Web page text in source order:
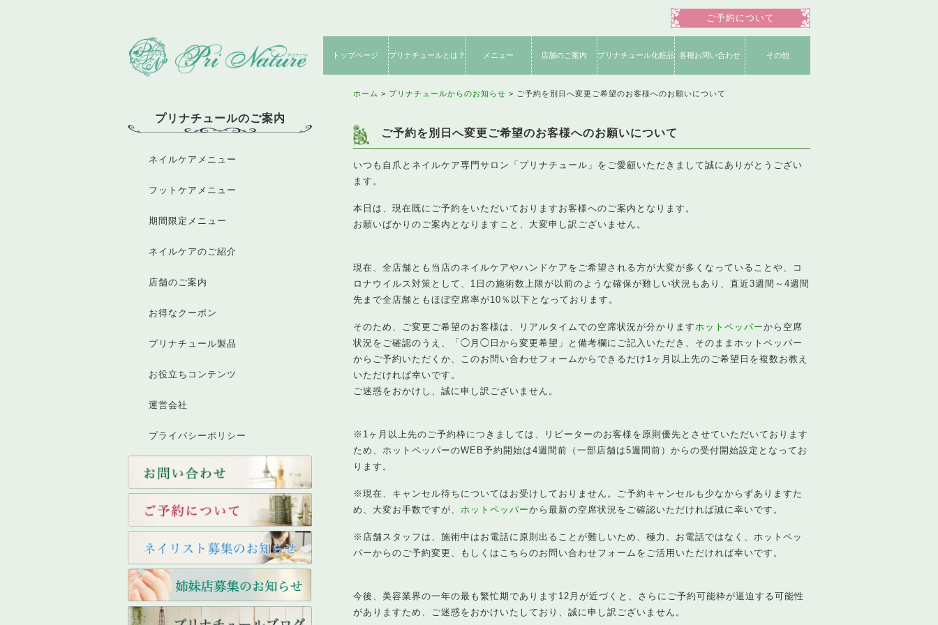
ご予約について
トップページ プリナチュールとは？
施術内容のご紹介
コンセプト
サロンからのお約束
創業者メッセージ
お客様感想
メニュー
店舗のご案内
店舗のご案内
クーポン
プリナチュール化粧品
製品一覧
使用説明書一覧
ネットショップ
各種お問い合わせ その他
ネイリスト募集
姉妹店募集
お役立ちコンテンツ
よくいただく質問
運営会社
公式ブログ
公式Instagram
公式Twitter
公式Facebook
ホーム プリナチュールからのお知らせ ご予約を別日へ変更ご希望のお客様へのお願いについて
ご予約を別日へ変更ご希望のお客様へのお願いについて
いつも自爪とネイルケア専門サロン「プリナチュール」をご愛顧いただきまして誠にありがとうござい
ます。
本日は、現在既にご予約をいただいておりますお客様へのご案内となります。
お願いばかりのご案内となりますこと、大変申し訳ございません。
現在、全店舗とも当店のネイルケアやハンドケアをご希望される方が大変が多くなっていることや、コ
ロナウイルス対策として、1日の施術数上限が以前のような確保が難しい状況もあり、直近3週間～4週間
先まで全店舗ともほぼ空席率が10％以下となっております。
そのため、ご変更ご希望のお客様は、リアルタイムでの空席状況が分かりますホットペッパーから空席
状況をご確認のうえ、「◯月◯日から変更希望」と備考欄にご記入いただき、そのままホットペッパー
からご予約いただくか、このお問い合わせフォームからできるだけ1ヶ月以上先のご希望日を複数お教え
いただければ幸いです。
ご迷惑をおかけし、誠に申し訳ございません。
※1ヶ月以上先のご予約枠につきましては、リピーターのお客様を原則優先とさせていただいております
ため、ホットペッパーのWEB予約開始は4週間前（一部店舗は5週間前）からの受付開始設定となってお
ります。
※現在、キャンセル待ちについてはお受けしておりません。ご予約キャンセルも少なからずありますた
め、大変お手数ですが、 ホットペッパーから最新の空席状況をご確認いただければ誠に幸いです。
※店舗スタッフは、施術中はお電話に原則出ることが難しいため、極力、お電話ではなく、ホットペッ
パーからのご予約変更、もしくはこちらのお問い合わせフォームをご活用いただければ幸いです。
今後、美容業界の一年の最も繁忙期であります12月が近づくと、さらにご予約可能枠が逼迫する可能性
がありますため、ご迷惑をおかけいたしており、誠に申し訳ございません。
プリナチュールのご案内
ネイルケアメニュー
フットケアメニュー
期間限定メニュー
ネイルケアのご紹介
店舗のご案内
お得なクーポン
プリナチュール製品
お役立ちコンテンツ
運営会社
プライバシーポリシー